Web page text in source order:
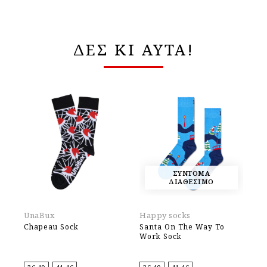
ΔΕΣ ΚΙ ΑΥΤΑ!
UnaBux
Chapeau Sock
ΣΥΝΤΟΜΑ
ΔΙΑΘΕΣΙΜΟ
Happy socks
Santa On The Way To
Work Sock